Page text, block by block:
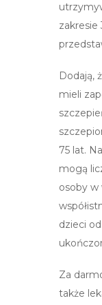
zakresie
Dodają,
mieli
75 lat.
mogą
osoby w
dzieci
Za
także